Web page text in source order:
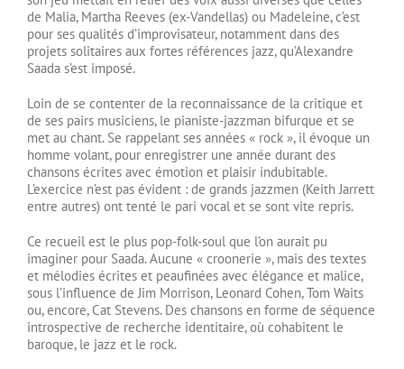
de Malia, Martha Reeves (ex-Vandellas) ou Madeleine, c’est
pour ses qualités d’improvisateur, notamment dans des
projets solitaires aux fortes références jazz, qu’Alexandre
Saada s’est imposé.
Loin de se contenter de la reconnaissance de la critique et
de ses pairs musiciens, le pianiste-jazzman bifurque et se
met au chant. Se rappelant ses années « rock », il évoque un
homme volant, pour enregistrer une année durant des
chansons écrites avec émotion et plaisir indubitable.
L’exercice n’est pas évident : de grands jazzmen (Keith Jarrett
entre autres) ont tenté le pari vocal et se sont vite repris.
Ce recueil est le plus pop-folk-soul que l’on aurait pu
imaginer pour Saada. Aucune « croonerie », mais des textes
et mélodies écrites et peaufinées avec élégance et malice,
sous l’influence de Jim Morrison, Leonard Cohen, Tom Waits
ou, encore, Cat Stevens. Des chansons en forme de séquence
introspective de recherche identitaire, où cohabitent le
baroque, le jazz et le rock.